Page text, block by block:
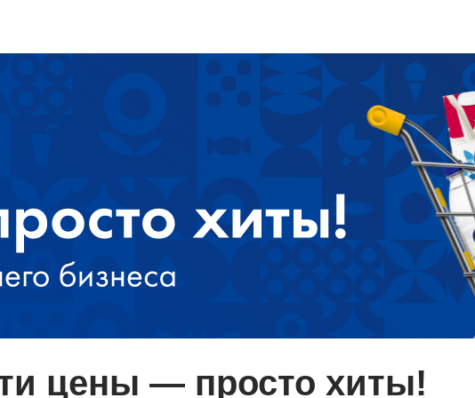
цены — просто хиты!